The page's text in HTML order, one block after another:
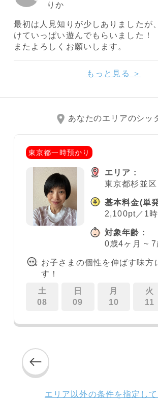
りか
最初は人見知りが少しありましたが
けていっぱい遊んでもらいました！
またよろしくお願いします。
もっと見る ＞
あなたのエリアのシッ
東京都一時預かり
エリア :
東京都杉並
基本料金(単
2,100pt／1時
対象年齢 :
0歳4ヶ月 ~ 7
お子さまの個性を伸ばす味方
す！
土
08
日
09
月
10
火
11
エリア以外の条件を指定し